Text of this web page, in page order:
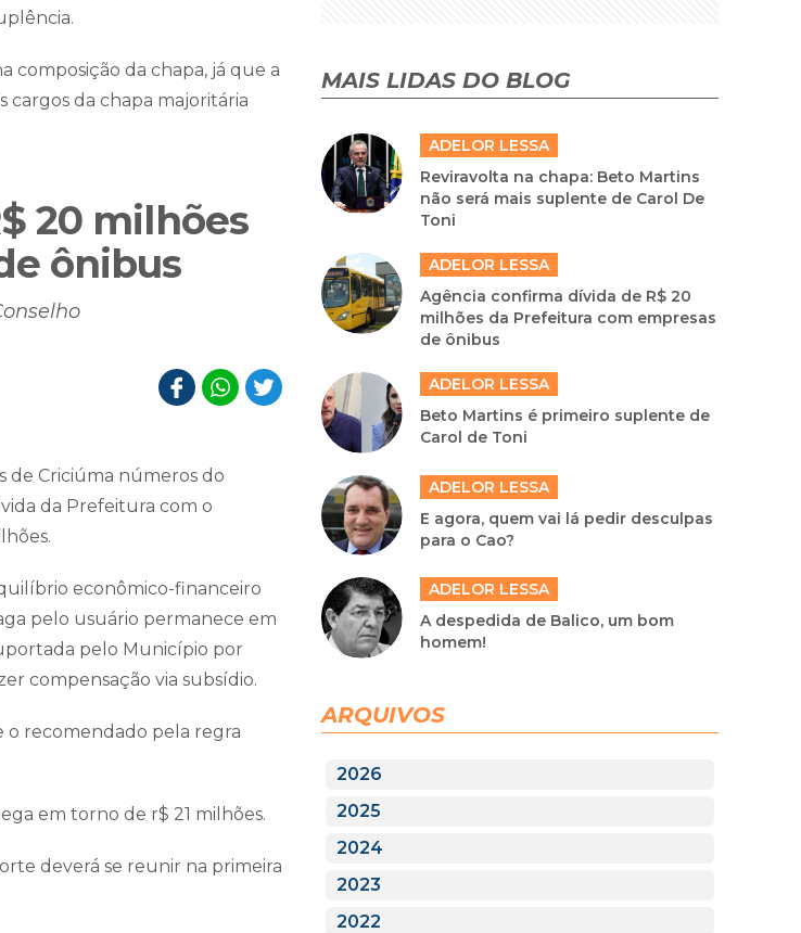
composição da chapa, já que a
cargos da chapa majoritária
20 milhões
ônibus
de Criciúma números do
da Prefeitura com o
econômico-financeiro
pelo usuário permanece em
pelo Município por
compensação via subsídio.
o recomendado pela regra
em torno de r$ 21 milhões.
deverá se reunir na primeira
MAIS LIDAS DO BLOG
ADELOR LESSA
Reviravolta na chapa: Beto Martins
não será mais suplente de Carol De
Toni
ADELOR LESSA
Agência confirma dívida de R$ 20
milhões da Prefeitura com empresas
de ônibus
ADELOR LESSA
Beto Martins é primeiro suplente de
Carol de Toni
ADELOR LESSA
E agora, quem vai lá pedir desculpas
para o Cao?
ADELOR LESSA
A despedida de Balico, um bom
homem!
ARQUIVOS
2026
2025
2024
2023
2022